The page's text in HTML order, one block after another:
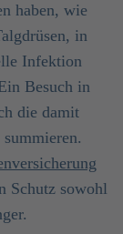
haben, wie
in
Infektion
Besuch in
die damit
Schutz sowohl